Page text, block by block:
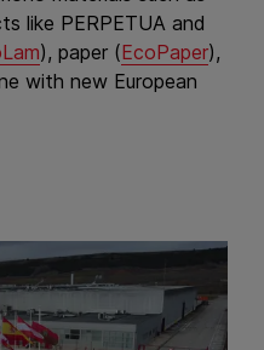
like PERPETUA and
), paper (EcoPaper),
with new European